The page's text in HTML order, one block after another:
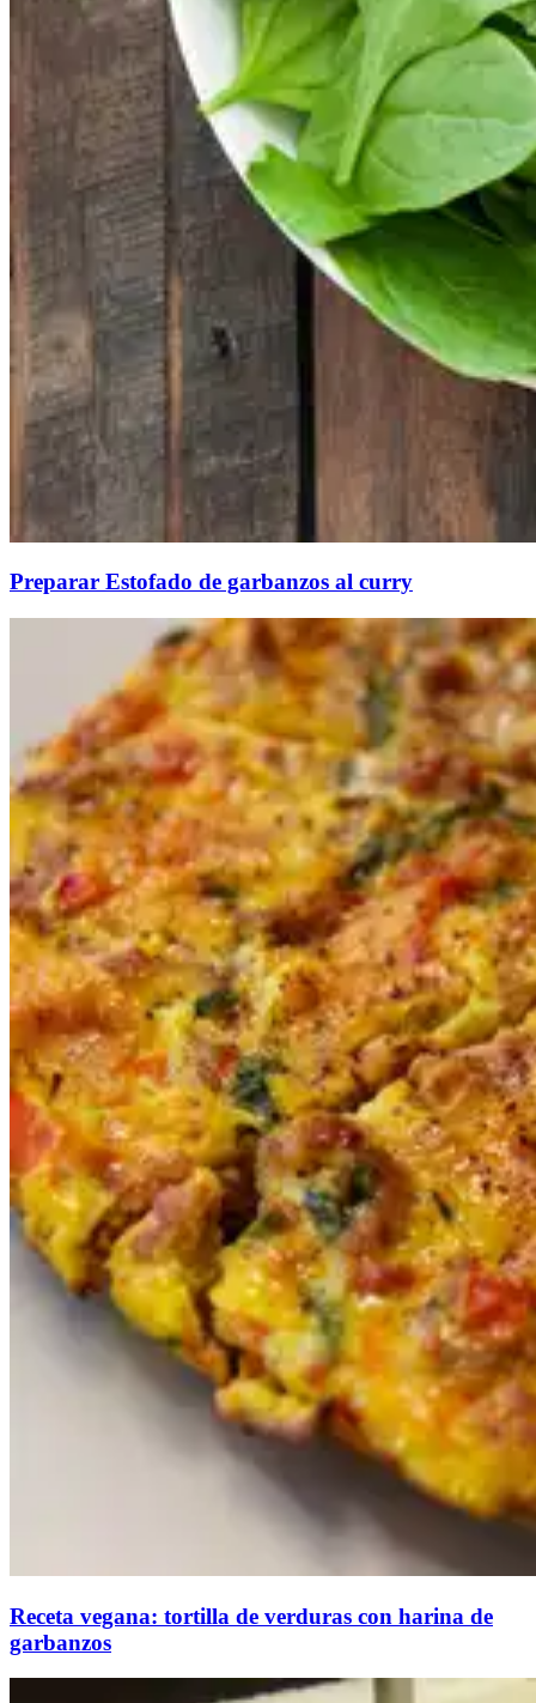
Preparar Estofado de garbanzos al curry
Receta vegana: tortilla de verduras con harina de
garbanzos